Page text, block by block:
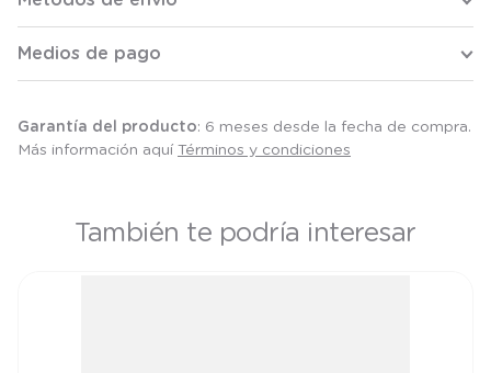
Medios de pago
Garantía del producto: 6 meses desde la fecha de compra.
Más información aquí Términos y condiciones
También te podría interesar